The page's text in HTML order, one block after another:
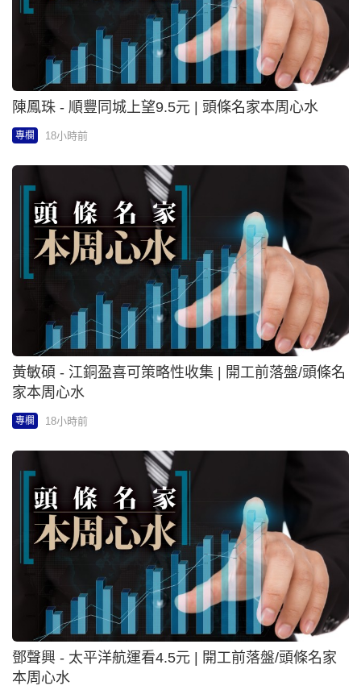
陳鳳珠 - 順豐同城上望9.5元 | 頭條名家本周心水
專欄 18小時前
黃敏碩 - 江銅盈喜可策略性收集 | 開工前落盤/頭條名
家本周心水
專欄 18小時前
鄧聲興 - 太平洋航運看4.5元 | 開工前落盤/頭條名家
本周心水